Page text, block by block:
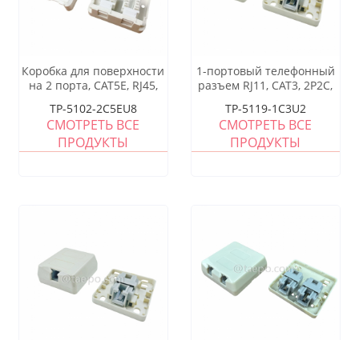
Коробка для поверхности
на 2 порта, CAT5E, RJ45,
стиль AP, без разъема
Keystone
TP-5102-2C5EU8
СМОТРЕТЬ ВСЕ
ПРОДУКТЫ
1-портовый телефонный
разъем RJ11, CAT3, 2P2C,
TP-5119-1C3U2
СМОТРЕТЬ ВСЕ
ПРОДУКТЫ